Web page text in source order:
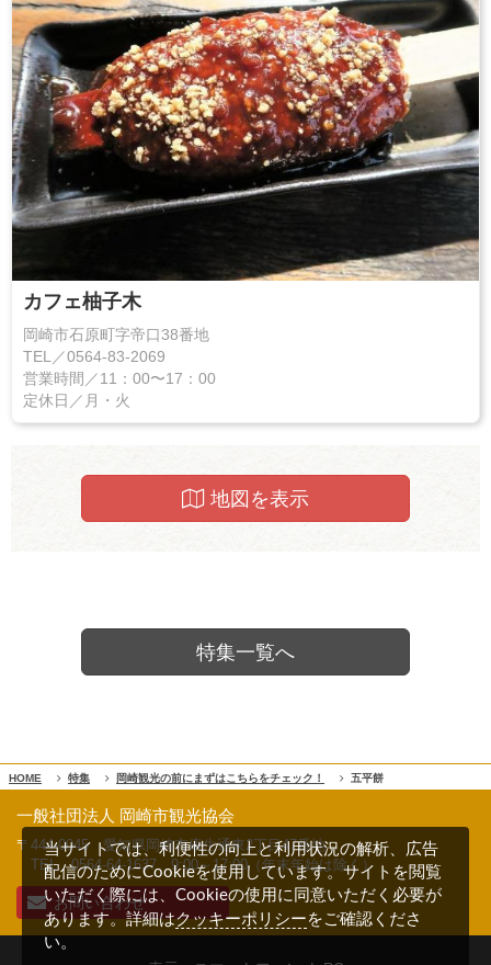
カフェ柚子木
岡崎市石原町字帝口38番地
TEL／0564-83-2069
営業時間／11：00〜17：00
定休日／月・火
地図を表示
特集一覧へ
HOME 特集 岡崎観光の前にまずはこちらをチェック！ 五平餅
一般社団法人 岡崎市観光協会
〒444-0045 愛知県岡崎市康生通東2丁目47番地
TEL 0564-64-16379:00～17:00（年末年始は除く）
お問い合わせ
当サイトでは、利便性の向上と利用状況の解析、広告
配信のためにCookieを使用しています。サイトを閲覧
いただく際には、Cookieの使用に同意いただく必要が
あります。詳細はクッキーポリシー をご確認くださ
い。